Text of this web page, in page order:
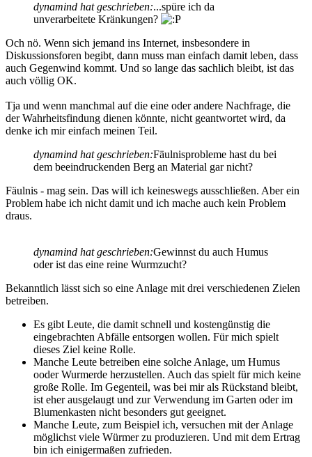
dynamind hat geschrieben:...spüre ich da
unverarbeitete Kränkungen?
Och nö. Wenn sich jemand ins Internet, insbesondere in
Diskussionsforen begibt, dann muss man einfach damit leben, dass
auch Gegenwind kommt. Und so lange das sachlich bleibt, ist das
auch völlig OK.
Tja und wenn manchmal auf die eine oder andere Nachfrage, die
der Wahrheitsfindung dienen könnte, nicht geantwortet wird, da
denke ich mir einfach meinen Teil.
dynamind hat geschrieben:Fäulnisprobleme hast du bei
dem beeindruckenden Berg an Material gar nicht?
Fäulnis - mag sein. Das will ich keineswegs ausschließen. Aber ein
Problem habe ich nicht damit und ich mache auch kein Problem
draus.
dynamind hat geschrieben:Gewinnst du auch Humus
oder ist das eine reine Wurmzucht?
Bekanntlich lässt sich so eine Anlage mit drei verschiedenen Zielen
betreiben.
Es gibt Leute, die damit schnell und kostengünstig die
eingebrachten Abfälle entsorgen wollen. Für mich spielt
dieses Ziel keine Rolle.
Manche Leute betreiben eine solche Anlage, um Humus
ooder Wurmerde herzustellen. Auch das spielt für mich keine
große Rolle. Im Gegenteil, was bei mir als Rückstand bleibt,
ist eher ausgelaugt und zur Verwendung im Garten oder im
Blumenkasten nicht besonders gut geeignet.
Manche Leute, zum Beispiel ich, versuchen mit der Anlage
möglichst viele Würmer zu produzieren. Und mit dem Ertrag
bin ich einigermaßen zufrieden.